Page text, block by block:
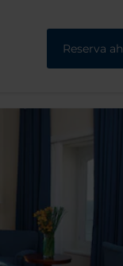
Reserva